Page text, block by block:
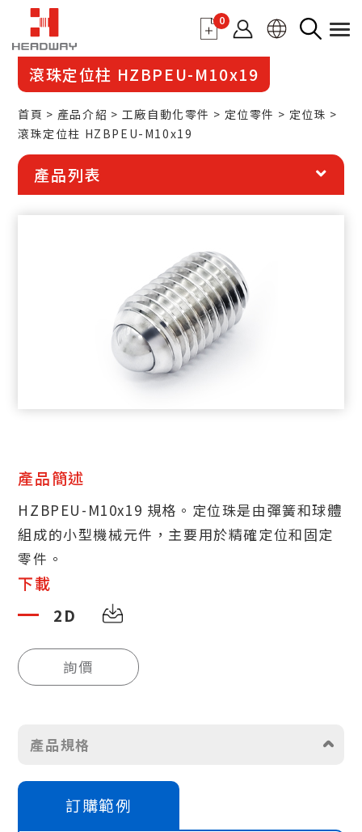
0
滾珠定位柱 HZBPEU-M10x19
首頁 產品介紹 工廠自動化零件 定位零件
定位珠
滾珠定位柱 HZBPEU-M10x19
產品列表
產品簡述
HZBPEU-M10x19 規格。定位珠是由彈簧和球體
組成的小型機械元件，主要用於精確定位和固定
零件。
下載
2D
詢價
產品規格
訂購範例